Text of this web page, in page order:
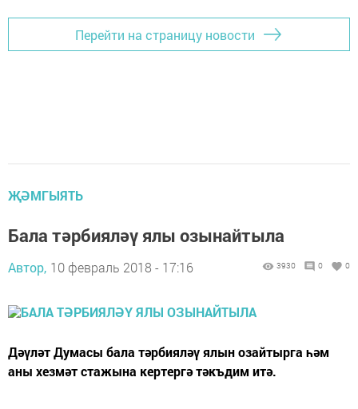
Перейти на страницу новости
ҖӘМГЫЯТЬ
Бала тәрбияләү ялы озынайтыла
Автор, 10 февраль 2018 - 17:16 3930 0 0
Дәүләт Думасы бала тәрбияләү ялын озайтырга һәм
аны хезмәт стажына кертергә тәкъдим итә.